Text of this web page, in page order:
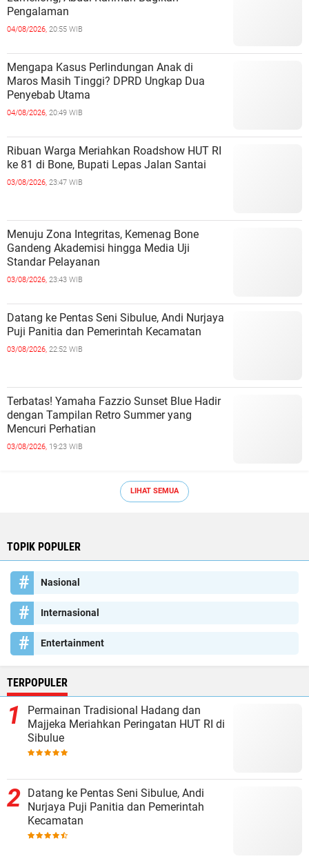
Pengalaman
04/08/2026, 20:55 WIB
Mengapa Kasus Perlindungan Anak di
Maros Masih Tinggi? DPRD Ungkap Dua
Penyebab Utama
04/08/2026, 20:49 WIB
Ribuan Warga Meriahkan Roadshow HUT RI
ke 81 di Bone, Bupati Lepas Jalan Santai
03/08/2026, 23:47 WIB
Menuju Zona Integritas, Kemenag Bone
Gandeng Akademisi hingga Media Uji
Standar Pelayanan
03/08/2026, 23:43 WIB
Datang ke Pentas Seni Sibulue, Andi Nurjaya
Puji Panitia dan Pemerintah Kecamatan
03/08/2026, 22:52 WIB
Terbatas! Yamaha Fazzio Sunset Blue Hadir
dengan Tampilan Retro Summer yang
Mencuri Perhatian
03/08/2026, 19:23 WIB
LIHAT SEMUA
TOPIK POPULER
Nasional
Internasional
Entertainment
TERPOPULER
Permainan Tradisional Hadang dan
Majjeka Meriahkan Peringatan HUT RI di
Sibulue
Datang ke Pentas Seni Sibulue, Andi
Nurjaya Puji Panitia dan Pemerintah
Kecamatan